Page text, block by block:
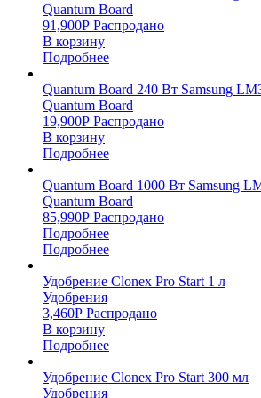
Quantum Board
91,900Р Распродано
В корзину
Подробнее
Quantum Board 240 Вт Samsung
Quantum Board
19,900Р Распродано
В корзину
Подробнее
Quantum Board 1000 Вт Samsung
Quantum Board
85,990Р Распродано
Подробнее
Подробнее
Удобрение Clonex Pro Start 1 л
Удобрения
3,460Р Распродано
В корзину
Подробнее
Удобрение Clonex Pro Start 300 мл
Удобрения